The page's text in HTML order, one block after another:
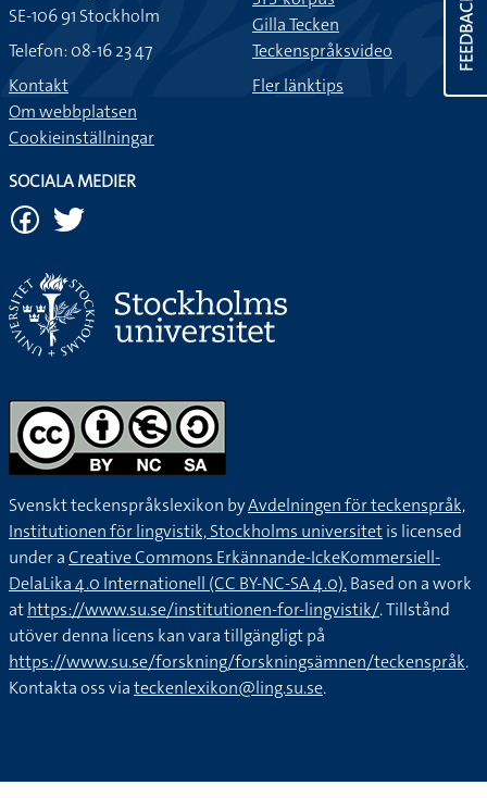
FEEDBACK
SE-106 91 Stockholm
Telefon: 08-16 23 47
Kontakt
Om webbplatsen
Cookieinställningar
Gilla Tecken
Teckenspråksvideo
Fler länktips
SOCIALA MEDIER
Svenskt teckenspråkslexikon byAvdelningen för teckenspråk,
Institutionen för lingvistik, Stockholms universitetis licensed
under aCreative Commons Erkännande-IckeKommersiell-
DelaLika 4.0 Internationell (CC BY-NC-SA 4.0).Based on a work
athttps://www.su.se/institutionen-for-lingvistik/. Tillstånd
utöver denna licens kan vara tillgängligt på
https://www.su.se/forskning/forskningsämnen/teckenspråk.
Kontakta oss viateckenlexikon@ling.su.se.